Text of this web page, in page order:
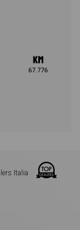
67.776
Italia